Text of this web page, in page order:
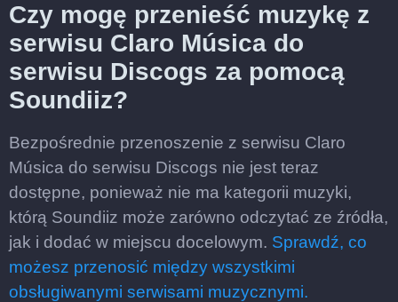
Czy mogę przenieść muzykę z
serwisu Claro Música do
serwisu Discogs za pomocą
Soundiiz?
Bezpośrednie przenoszenie z serwisu Claro
Música do serwisu Discogs nie jest teraz
dostępne, ponieważ nie ma kategorii muzyki,
którą Soundiiz może zarówno odczytać ze źródła,
jak i dodać w miejscu docelowym. Sprawdź, co
możesz przenosić między wszystkimi
obsługiwanymi serwisami muzycznymi.